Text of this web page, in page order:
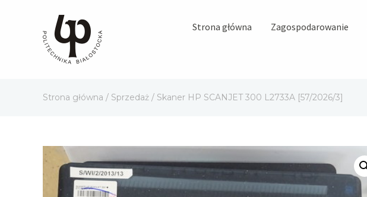
Strona główna Zagospodarowanie
Strona główna / Sprzedaż / Skaner HP SCANJET 300 L2733A [57/2026/3]